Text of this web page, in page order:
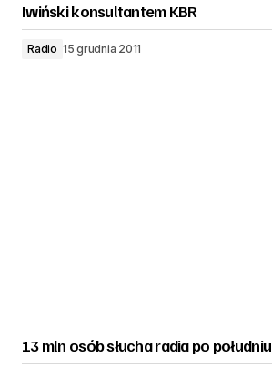
Iwiński konsultantem KBR
Radio 15 grudnia 2011
13 mln osób słucha radia po południu